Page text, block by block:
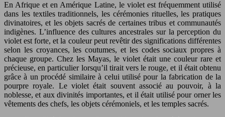
En Afrique et en Amérique Latine, le violet est fréquemment utilisé
dans les textiles traditionnels, les cérémonies rituelles, les pratiques
divinatoires, et les objets sacrés de certaines tribus et communautés
indigènes. L’influence des cultures ancestrales sur la perception du
violet est forte, et la couleur peut revêtir des significations différentes
selon les croyances, les coutumes, et les codes sociaux propres à
chaque groupe. Chez les Mayas, le violet était une couleur rare et
précieuse, en particulier lorsqu’il tirait vers le rouge, et il était obtenu
grâce à un procédé similaire à celui utilisé pour la fabrication de la
pourpre royale. Le violet était souvent associé au pouvoir, à la
noblesse, et aux divinités importantes, et il était utilisé pour orner les
vêtements des chefs, les objets cérémoniels, et les temples sacrés.